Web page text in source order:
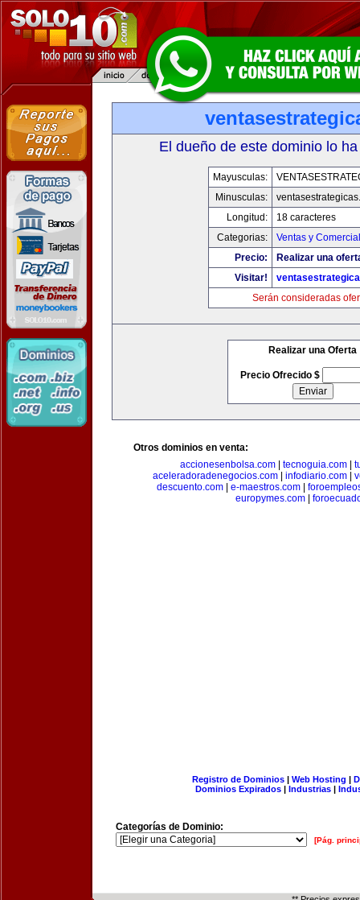
El dueño de este dominio lo
Mayusculas:
Minusculas:
Longitud:
18 caracteres
Categorias:
Ventas y
Precio:
Realizar una
Visitar!
Serán consideradas
Realizar una Oferta
Precio Ofrecido $
Otros dominios en venta:
accionesenbolsa.com
tecnoguia.com
aceleradoradenegocios.com| infodiario.com|
descuento.com
e-maestros.com
europymes.com|
Registro de Dominios| Web Hosting |
Dominios Expirados | Industrias |
Categorías de Dominio:
[Pág.